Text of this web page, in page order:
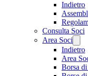
Indietro
Consulta Soci
Area Soci
Indietro
Area
Borsa